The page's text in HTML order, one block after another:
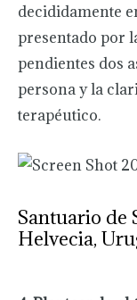
decididamente
presentado por
pendientes dos
persona y la
terapéutico.
Santuario de
Helvecia,